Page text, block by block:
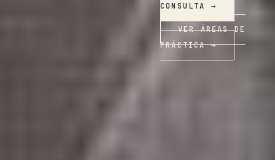
CONSULTA →
VER ÁREAS DE
PRÁCTICA →